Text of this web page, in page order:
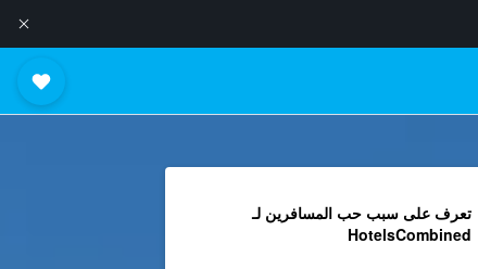
تعرف على سبب حب المسافرين لـ
HotelsCombined